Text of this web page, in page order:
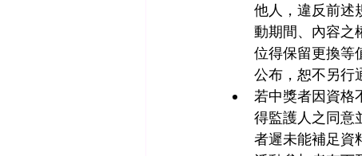
他人，違反前述
動期間、內容之
位得保留更換等
公布，恕不另行
若中獎者因資格
得監護人之同意
者遲未能補足資